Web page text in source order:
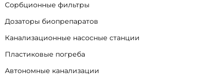
Сорбционные фильтры
Дозаторы биопрепаратов
Канализационные насосные станции
Пластиковые погреба
Автономные канализации